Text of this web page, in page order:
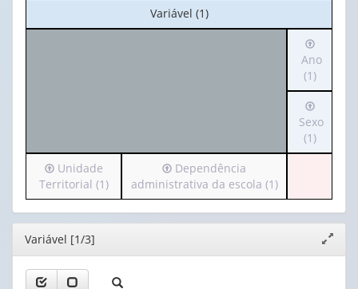
No
cabeçalho:
Variável (1)
Irá
para
o
cabeçalho
(possui
apenas
1
valor):
(1)
Ano
(1)
Irá
para
o
cabeçalho
1
valor):
Sexo
Sexo
(1)
Irá
para
o
cabeçalho
(possui
apenas
valor):
Unidade
Territorial (1)
Irá
para
o
cabeçalho
Dependência
administrativa da escola (1)
Editor
janela
Variável [1/3]